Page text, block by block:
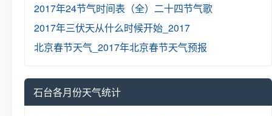
2017年24节气时间表（全） 二十四节气歌
2017年三伏天从什么时候开始_2017
北京春节天气_2017年北京春节天气预报
石台各月份天气统计